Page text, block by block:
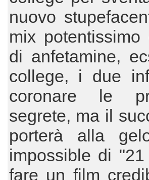
nuovo
mix
di anfetamine,
college, i due
coronare le
segrete, ma il
porterà alla
impossible di
fare un film